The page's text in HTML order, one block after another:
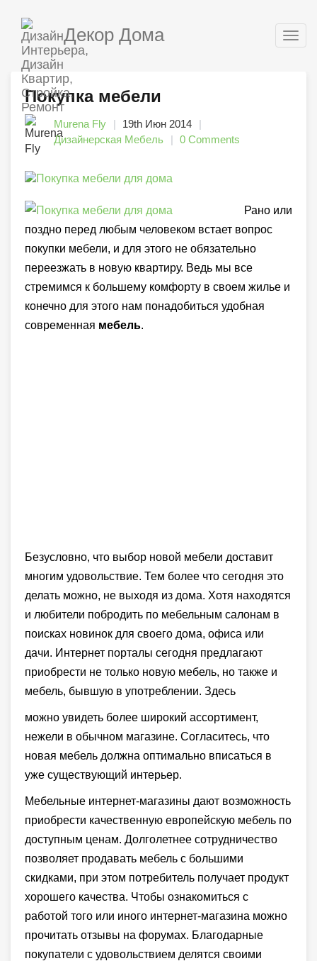
Декор Дома
Покупка мебели
Murena Fly
19th Июн 2014
Дизайнерская Мебель
0 Comments
Рано или
поздно перед любым человеком встает вопрос
покупки мебели, и для этого не обязательно
переезжать в новую квартиру. Ведь мы все
стремимся к большему комфорту в своем жилье и
конечно для этого нам понадобиться удобная
современная мебель.
Безусловно, что выбор новой мебели доставит
многим удовольствие. Тем более что сегодня это
делать можно, не выходя из дома. Хотя находятся
и любители побродить по мебельным салонам в
поисках новинок для своего дома, офиса или
дачи. Интернет порталы сегодня предлагают
приобрести не только новую мебель, но также и
мебель, бывшую в употреблении. Здесь
можно увидеть более широкий ассортимент,
нежели в обычном магазине. Согласитесь, что
новая мебель должна оптимально вписаться в
уже существующий интерьер.
Мебельные интернет-магазины дают возможность
приобрести качественную европейскую мебель по
доступным ценам. Долголетнее сотрудничество
позволяет продавать мебель с большими
скидками, при этом потребитель получает продукт
хорошего качества. Чтобы ознакомиться с
работой того или иного интернет-магазина можно
прочитать отзывы на форумах. Благодарные
покупатели с удовольствием делятся своими